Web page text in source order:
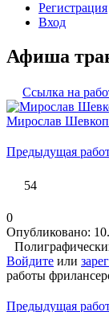
Регистрация
Вход
Афиша
Ссылка на
Мирослав
Предыдущая
54
0
Опубликовано:
Войдите или
работы
Предыдущая